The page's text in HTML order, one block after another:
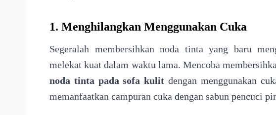
1. Menghilangkan Menggunakan Cuka
Segeralah membersihkan noda tinta yang baru
melekat kuat dalam waktu lama. Mencoba
noda tinta pada sofa kulit dengan menggunakan
memanfaatkan campuran cuka dengan sabun pencuci